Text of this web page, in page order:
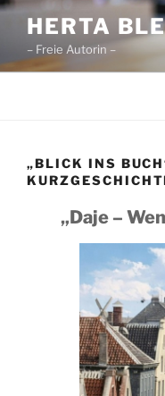
Zum
Inhalt
springen
HERTA
– Freie Autorin –
„BLICK INS
„Daje –